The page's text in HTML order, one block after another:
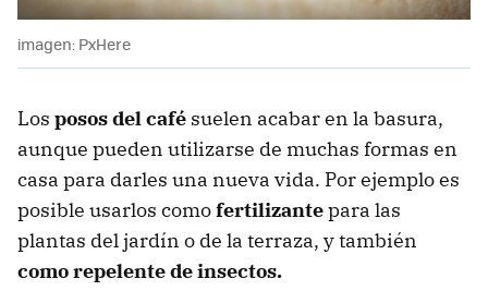
imagen: PxHere
Los posos del café suelen acabar en la basura,
aunque pueden utilizarse de muchas formas en
casa para darles una nueva vida. Por ejemplo es
posible usarlos comofertilizantepara las
plantas del jardín o de la terraza, y también
como repelente de insectos.